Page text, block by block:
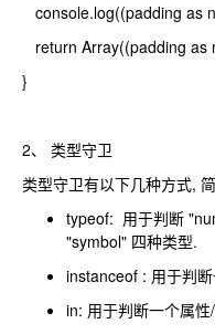
console.log((padding as
return Array((padding as
}
2、 类型守卫
类型守卫有以下几种方式,
typeof: 用于判断
"symbol" 四种类型.
instanceof : 用于判
in: 用于判断一个属